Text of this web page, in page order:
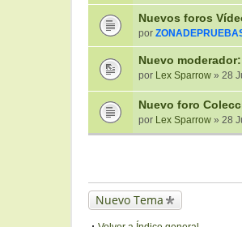
Nuevos foros
por
Nuevo
por Lex Sparrow » 28
Nuevo foro
por Lex Sparrow » 28
Nuevo Tema